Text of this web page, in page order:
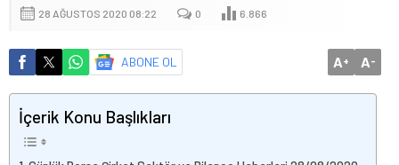
28 AĞUSTOS 2020 08:22 0 6.866
ABONE OL A+ A-
İçerik Konu Başlıkları